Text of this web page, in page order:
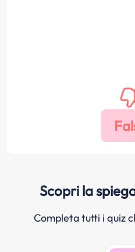
Scopri la
Completa tutti i quiz